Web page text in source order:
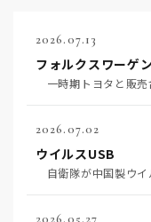
2026.07.13
フォルクスワーゲ
2026.07.02
ウイルスUSB
2026.05.27